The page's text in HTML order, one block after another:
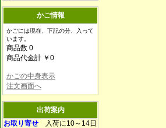
かご情報
かごには現在、下記の分、入って
います。
商品数 0
商品代金計 ￥0
かごの中身表示
注文画面へ
出荷案内
お取り寄せ 入荷に10～14日